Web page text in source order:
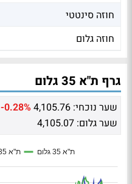
חוזה סינטטי
חוזה גלום
גרף ת"א 35 גלום
שער נוכחי: 4,105.76
-0.28%
שער גלום: 4,105.07